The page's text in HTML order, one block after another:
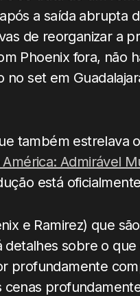
a saída abrupta
de reorganizar a
Phoenix fora, não
no set em
também estrelava
América: Admirável
está
e Ramirez) que
sobre o
profundamente